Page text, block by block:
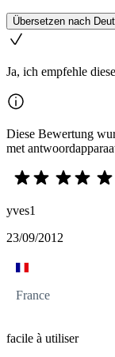
Übersetzen nach
Ja, ich empfehle
Diese Bewertung
met
yves1
23/09/2012
France
facile à utiliser